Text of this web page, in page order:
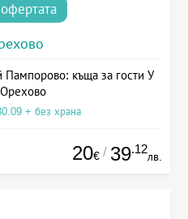
Пампорово: къща за гости У
+ без храна
20€ / 39.12
лв.